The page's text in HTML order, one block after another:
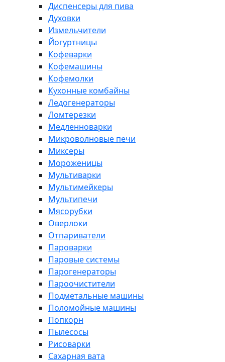
Диспенсеры для пива
Духовки
Измельчители
Йогуртницы
Кофеварки
Кофемашины
Кофемолки
Кухонные комбайны
Ледогенераторы
Ломтерезки
Медленноварки
Микроволновые печи
Миксеры
Мороженицы
Мультиварки
Мультимейкеры
Мультипечи
Мясорубки
Оверлоки
Отпариватели
Пароварки
Паровые системы
Парогенераторы
Пароочистители
Подметальные машины
Поломойные машины
Попкорн
Пылесосы
Рисоварки
Сахарная вата